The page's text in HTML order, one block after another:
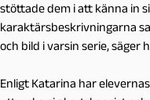
stöttade dem i att känna in
karaktärsbeskrivningarna
och bild i varsin serie, säger
Enligt Katarina har